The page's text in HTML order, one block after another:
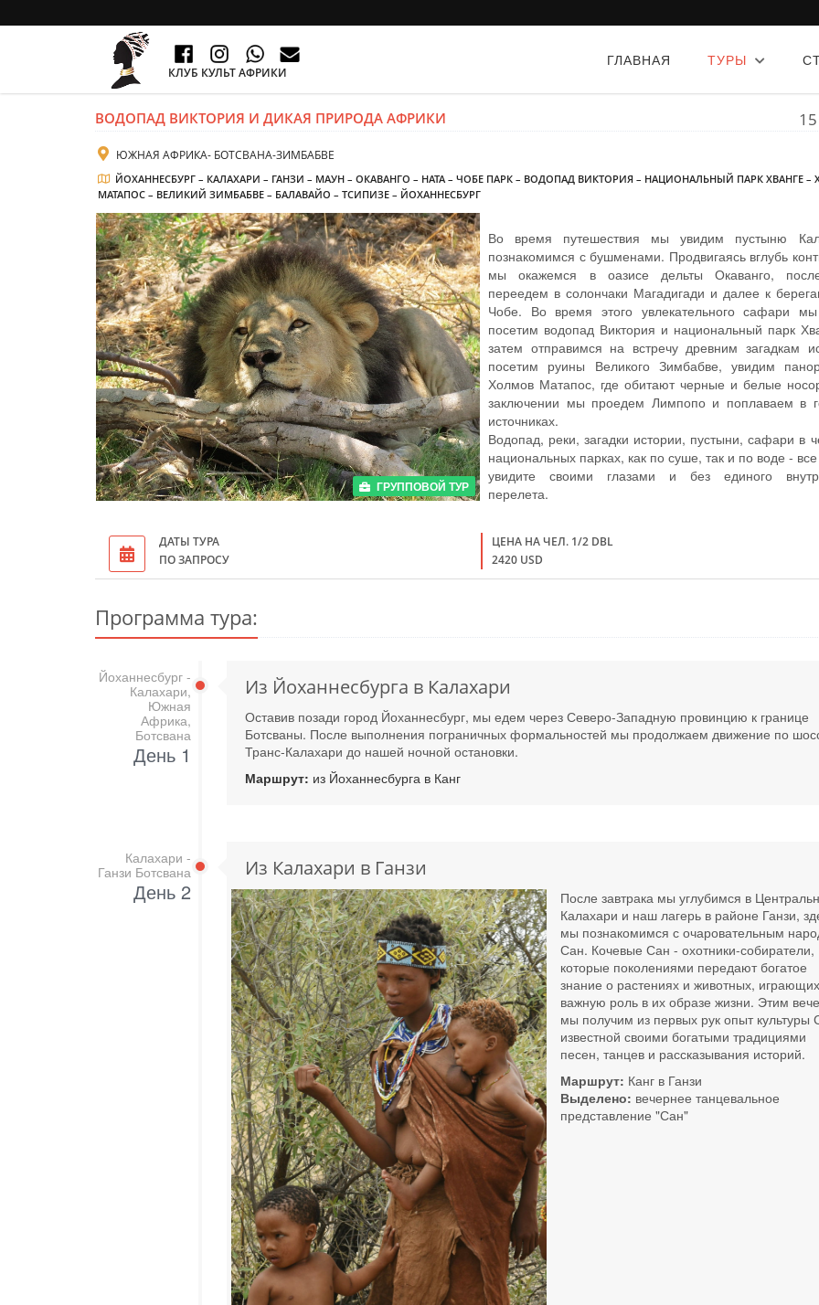
КЛУБ КУЛЬТ АФРИКИ
ГЛАВНАЯ ТУРЫ
ВОДОПАД ВИКТОРИЯ И ДИКАЯ ПРИРОДА АФРИКИ
ЮЖНАЯ АФРИКА- БОТСВАНА-ЗИМБАБВЕ
ЙОХАННЕСБУРГ – КАЛАХАРИ – ГАНЗИ – МАУН – ОКАВАНГО – НАТА – ЧОБЕ ПАРК – ВОДОПАД ВИКТОРИЯ – НАЦИОНАЛЬНЫЙ ПАРК ХВАНГЕ
МАТАПОС – ВЕЛИКИЙ ЗИМБАБВЕ – БАЛАВАЙО – ТСИПИЗЕ – ЙОХАННЕСБУРГ
ГРУППОВОЙ ТУР
Во время путешествия мы увидим пустыню
познакомимся с бушменами. Продвигаясь вглубь
мы окажемся в оазисе дельты Окаванго,
переедем в солончаки Магадигади и далее к
Чобе. Во время этого увлекательного сафари
посетим водопад Виктория и национальный парк
затем отправимся на встречу древним загадкам
посетим руины Великого Зимбабве, увидим
Холмов Матапос, где обитают черные и белые
заключении мы проедем Лимпопо и поплаваем в
источниках.
Водопад, реки, загадки истории, пустыни, сафари в
национальных парках, как по суше, так и по воде -
увидите своими глазами и без единого
перелета.
ДАТЫ ТУРА
ПО ЗАПРОСУ
ЦЕНА НА ЧЕЛ. 1/2 DBL
2420 USD
Программа тура:
Йоханнесбург -
Калахари,
Южная
Африка,
Ботсвана
День 1
Из Йоханнесбурга в Калахари
Оставив позади город Йоханнесбург, мы едем через Северо-Западную провинцию к границе
Ботсваны. После выполнения пограничных формальностей мы продолжаем движение по
Транс-Калахари до нашей ночной остановки.
Маршрут: из Йоханнесбурга в Канг
Калахари -
Ганзи Ботсвана
День 2
Из Калахари в Ганзи
После завтрака мы углубимся в
Калахари и наш лагерь в районе Ганзи,
мы познакомимся с очаровательным
Сан. Кочевые Сан - охотники-собиратели,
которые поколениями передают богатое
знание о растениях и животных, играющих ​​
важную роль в их образе жизни. Этим
мы получим из первых рук опыт культуры
известной своими богатыми традициями
песен, танцев и рассказывания историй.
Маршрут: Канг в Ганзи
Выделено: вечернее танцевальное
представление "Сан"